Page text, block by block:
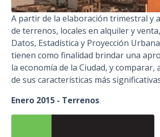
A partir de la elaboración trimestral y
de terrenos, locales en alquiler y
Datos, Estadística y Proyección
tienen como finalidad brindar una
la economía de la Ciudad, y
de sus características más
Enero 2015 - Terrenos